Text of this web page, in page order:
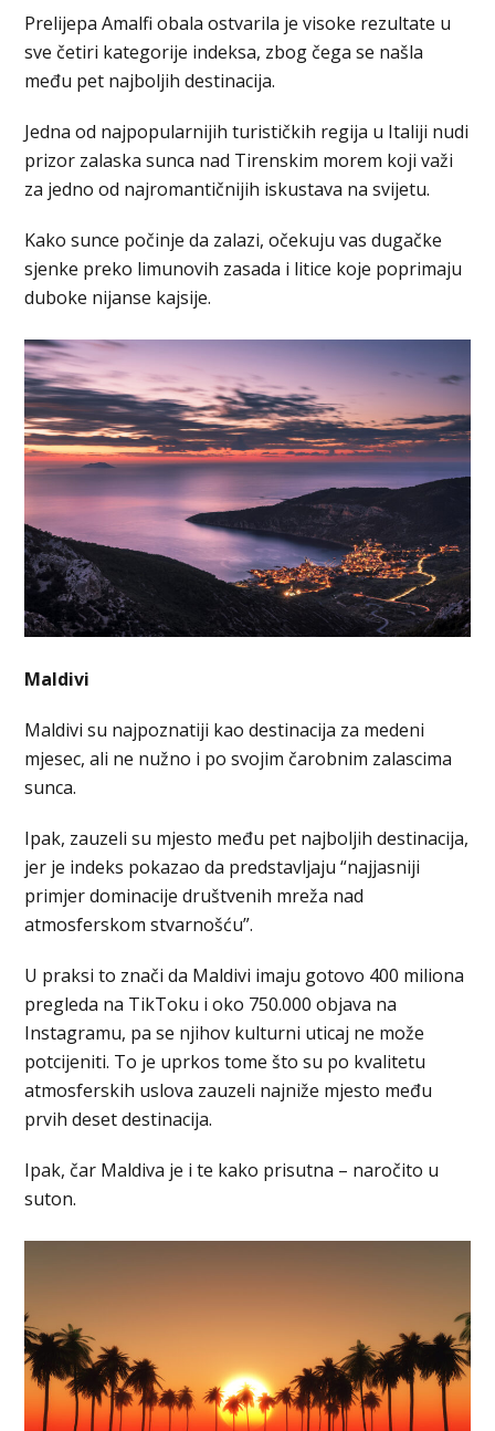
Prelijepa Amalfi obala ostvarila je visoke rezultate u
sve četiri kategorije indeksa, zbog čega se našla
među pet najboljih destinacija.
Jedna od najpopularnijih turističkih regija u Italiji nudi
prizor zalaska sunca nad Tirenskim morem koji važi
za jedno od najromantičnijih iskustava na svijetu.
Kako sunce počinje da zalazi, očekuju vas dugačke
sjenke preko limunovih zasada i litice koje poprimaju
duboke nijanse kajsije.
Maldivi
Maldivi su najpoznatiji kao destinacija za medeni
mjesec, ali ne nužno i po svojim čarobnim zalascima
sunca.
Ipak, zauzeli su mjesto među pet najboljih destinacija,
jer je indeks pokazao da predstavljaju “najjasniji
primjer dominacije društvenih mreža nad
atmosferskom stvarnošću”.
U praksi to znači da Maldivi imaju gotovo 400 miliona
pregleda na TikToku i oko 750.000 objava na
Instagramu, pa se njihov kulturni uticaj ne može
potcijeniti. To je uprkos tome što su po kvalitetu
atmosferskih uslova zauzeli najniže mjesto među
prvih deset destinacija.
Ipak, čar Maldiva je i te kako prisutna – naročito u
suton.